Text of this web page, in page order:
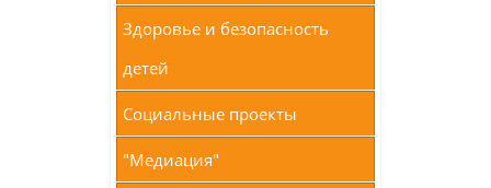
Здоровье и безопасность
детей
Социальные проекты
"Медиация"